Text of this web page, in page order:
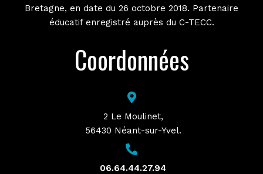
Bretagne, en date du 26 octobre 2018. Partenaire
éducatif enregistré auprès du C-TECC.
Coordonnées
2 Le Moulinet,
56430 Néant-sur-Yvel.
06.64.44.27.94